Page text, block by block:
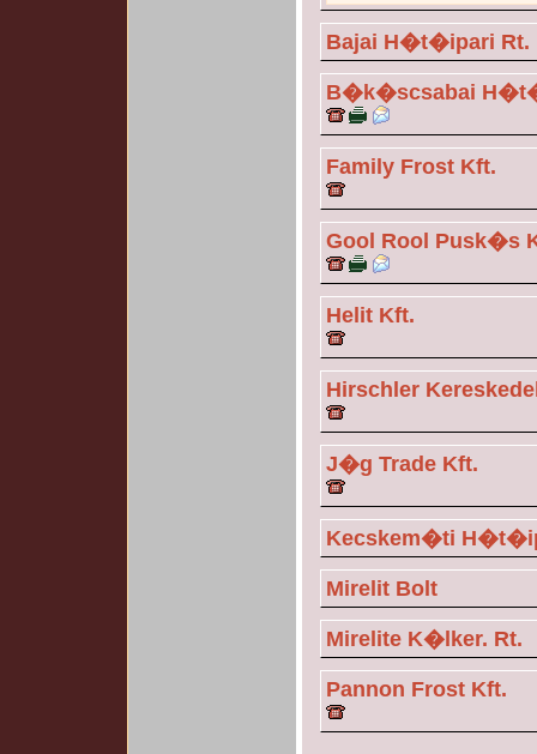
Bajai H�t�ipari Rt.
B�k�scsabai
Family Frost Kft.
Gool Rool Pusk�s
Helit Kft.
Hirschler
J�g Trade Kft.
Kecskem�ti
Mirelit Bolt
Mirelite K�lker. Rt.
Pannon Frost Kft.